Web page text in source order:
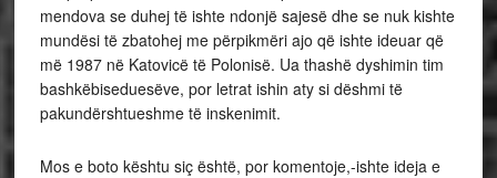
mendova se duhej të ishte ndonjë sajesë dhe se nuk kishte
mundësi të zbatohej me përpikmëri ajo që ishte ideuar që
më 1987 në Katovicë të Polonisë. Ua thashë dyshimin tim
bashkëbiseduesëve, por letrat ishin aty si dëshmi të
pakundërshtueshme të inskenimit.
Mos e boto kështu siç është, por komentoje,-ishte ideja e